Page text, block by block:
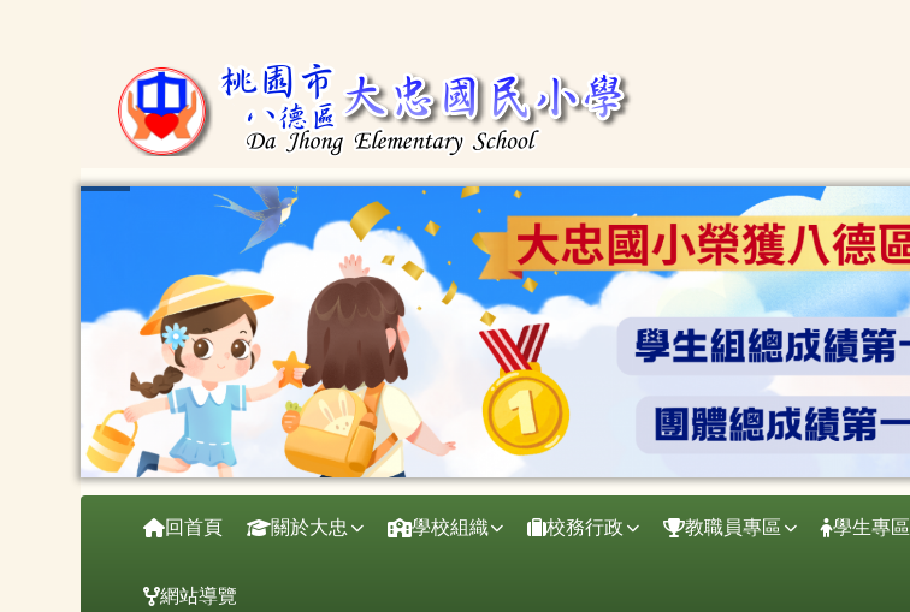
導覽列回首頁 關於大忠 學校組織 校務行政 教職員專區 學生專區
網站導覽